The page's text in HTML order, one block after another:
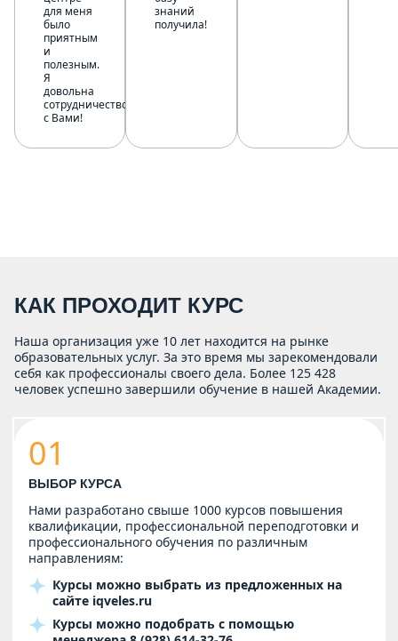
для меня
было
приятным
и
полезным.
Я
довольна
сотрудничеством
с Вами!
знаний
получила!
КАК ПРОХОДИТ КУРС
Наша организация уже 10 лет находится на рынке
образовательных услуг. За это время мы зарекомендовали
себя как профессионалы своего дела. Более 125 428
человек успешно завершили обучение в нашей Академии.
01
ВЫБОР КУРСА
Нами разработано свыше 1000 курсов повышения
квалификации, профессиональной переподготовки и
профессионального обучения по различным
направлениям:
Курсы можно выбрать из предложенных на
сайте iqveles.ru
Курсы можно подобрать с помощью